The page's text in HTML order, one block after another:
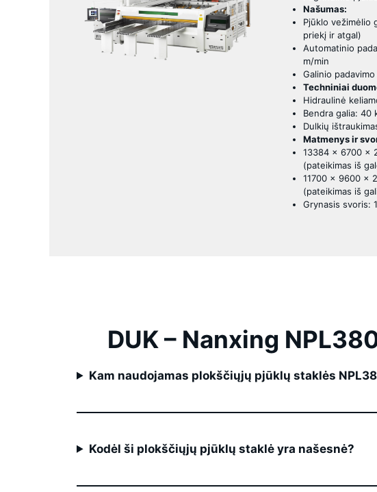
Našumas:
Pjūklo vežimėlio
priekį ir atgal)
Automatinio
m/min
Galinio
Techniniai
Hidraulinė
Bendra galia: 40
Dulkių
Matmenys ir
13384 × 6700 ×
(pateikimas iš
11700 × 9600 ×
(pateikimas iš
Grynasis svoris:
DUK – Nanxing
Kam naudojamas plokščiųjų pjūklų staklės
Kodėl ši plokščiųjų pjūklų staklė yra našesnė?